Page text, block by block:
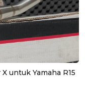
untuk Yamaha R15